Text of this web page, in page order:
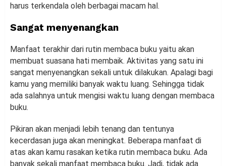
harus terkendala oleh berbagai macam hal.
Sangat menyenangkan
Manfaat terakhir dari rutin membaca buku yaitu akan
membuat suasana hati membaik. Aktivitas yang satu ini
sangat menyenangkan sekali untuk dilakukan. Apalagi bagi
kamu yang memiliki banyak waktu luang. Sehingga tidak
ada salahnya untuk mengisi waktu luang dengan membaca
buku.
Pikiran akan menjadi lebih tenang dan tentunya
kecerdasan juga akan meningkat. Beberapa manfaat di
atas akan kamu rasakan ketika rutin membaca buku. Ada
banyak sekali manfaat membaca buku. Jadi, tidak ada